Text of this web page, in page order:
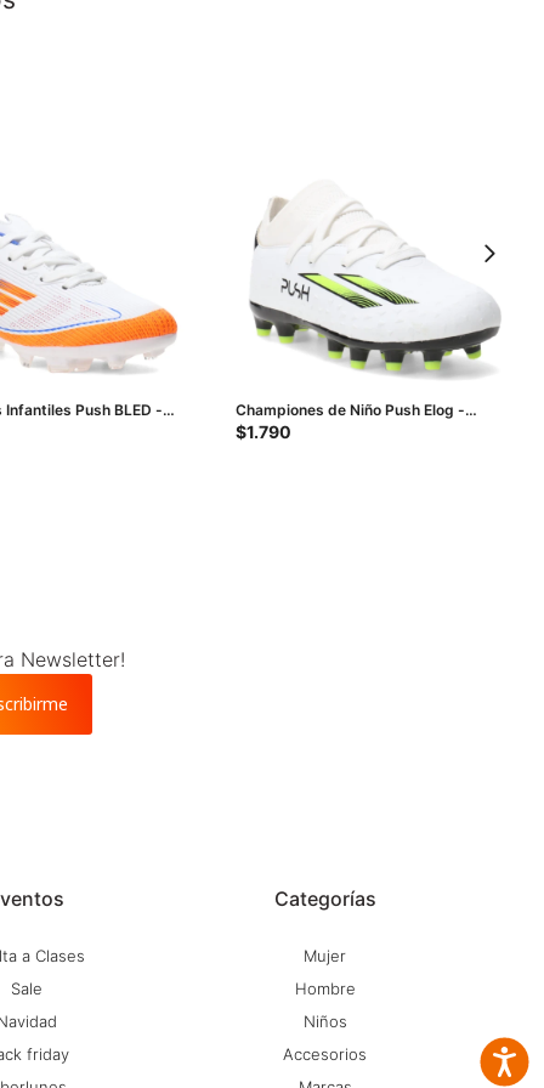
Infantiles Push BLED -
Championes de Niño Push Elog -
Blanco
$1.790
a Clases
Sale
friday
Categorías
Mujer
Hombre
Niños
Accesorios
Newsletter!